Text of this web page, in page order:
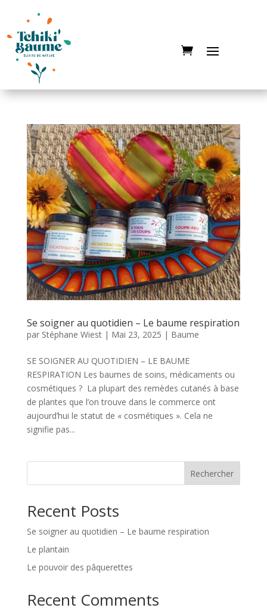
Se soigner au quotidien – Le baume respiration
par Stéphane Wiest| Mai 23, 2025 | Baume
SE SOIGNER AU QUOTIDIEN – LE BAUME
RESPIRATION Les baumes de soins, médicaments ou
cosmétiques ? La plupart des remèdes cutanés à base
de plantes que l’on trouve dans le commerce ont
aujourd’hui le statut de « cosmétiques ». Cela ne
signifie pas...
Rechercher
Recent Posts
Se soigner au quotidien – Le baume respiration
Le plantain
Le pouvoir des pâquerettes
Recent Comments